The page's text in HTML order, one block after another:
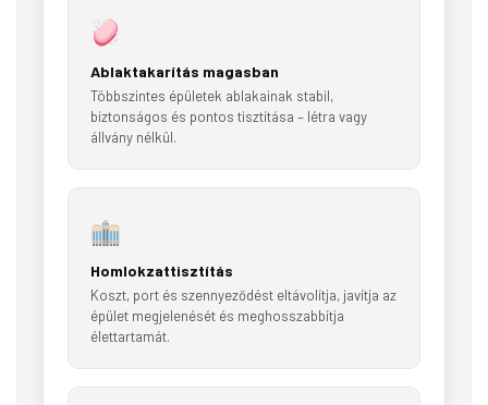
Ablaktakarítás magasban
Többszintes épületek ablakainak stabil,
biztonságos és pontos tisztítása – létra vagy
állvány nélkül.
Homlokzattisztítás
Koszt, port és szennyeződést eltávolítja, javítja az
épület megjelenését és meghosszabbítja
élettartamát.